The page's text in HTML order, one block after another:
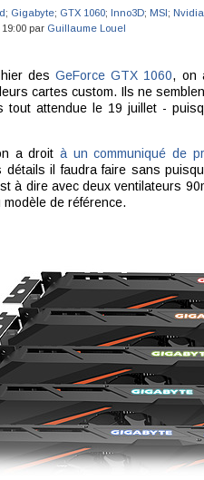
; Gigabyte; GTX 1060; Inno3D; MSI; Nvidia
par Guillaume Louel
hier desGeForce GTX 1060, on
cartes custom. Ils ne
tout attendue le 19 juillet -
a droità un communiqué de
détails il faudra faire sans
à dire avec deux ventilateurs
de référence.